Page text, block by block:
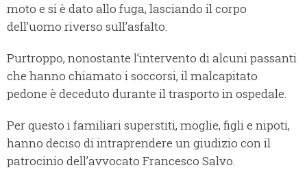
moto e si è dato allo fuga, lasciando il corpo
dell’uomo riverso sull’asfalto.
Purtroppo, nonostante l’intervento di alcuni passanti
che hanno chiamato i soccorsi, il malcapitato
pedone è deceduto durante il trasporto in ospedale.
Per questo i familiari superstiti, moglie, figli e nipoti,
hanno deciso di intraprendere un giudizio con il
patrocinio dell’avvocato Francesco Salvo.